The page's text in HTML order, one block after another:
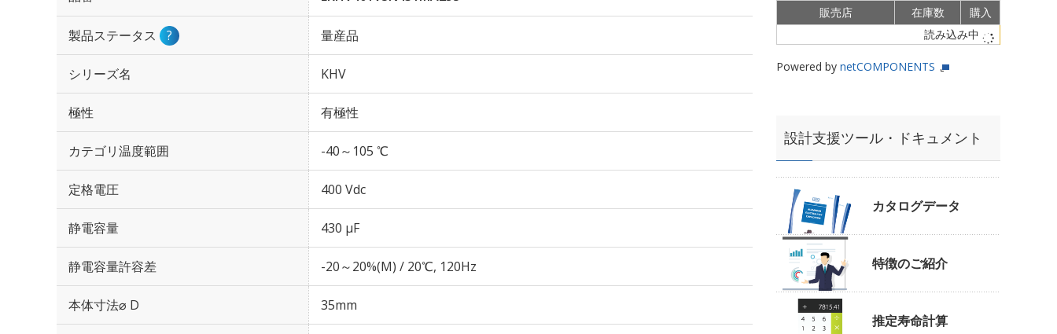
製品ステータス ? 量産品
シリーズ名 KHV
極性 有極性
カテゴリ温度範囲 -40～105 ℃
定格電圧 400 Vdc
静電容量 430 µF
静電容量許容差 -20～20%(M) / 20℃, 120Hz
本体寸法⌀ D 35mm
販売店 在庫数
購入
読み込み中
Powered by netCOMPONENTS
設計支援ツール・ドキュメント
カタログデータ
特徴のご紹介
推定寿命計算